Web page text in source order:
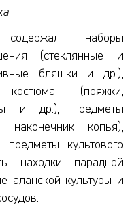
содержал наборы
(стеклянные и
бляшки и др.),
костюма (пряжки,
и др.), предметы
копья),
культового
находки парадной
аланской культуры и